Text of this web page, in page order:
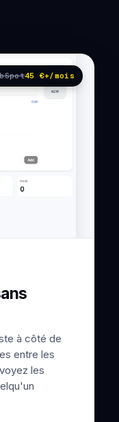
45 €+/mois
à côté de
entre les
les